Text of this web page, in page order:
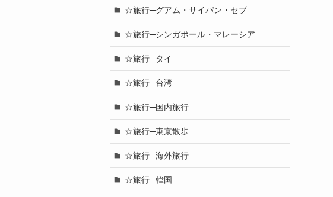
☆旅行─グアム・サイパン・セブ
☆旅行─シンガポール・マレーシア
☆旅行─タイ
☆旅行─台湾
☆旅行─国内旅行
☆旅行─東京散歩
☆旅行─海外旅行
☆旅行─韓国